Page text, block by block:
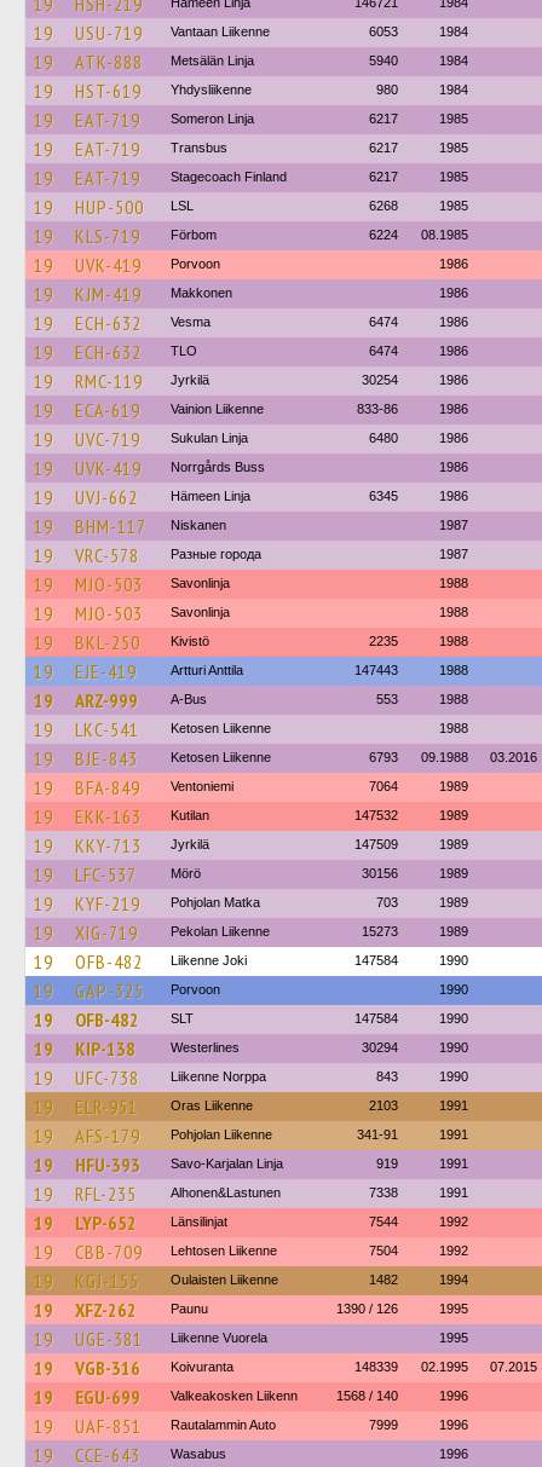
19 USU-719 Vantaan Liikenne 6053 1984
19 ATK-888 Metsälän Linja 5940 1984
19 HST-619 Yhdysliikenne 980 1984
19 EAT-719 Someron Linja 6217 1985
19 EAT-719 Transbus 6217 1985
19 EAT-719 Stagecoach Finland 6217 1985
19 HUP-500 LSL 6268 1985
19 KLS-719 Förbom 6224 08.1985
19 UVK-419 Porvoon 1986
19 KJM-419 Makkonen 1986
19 ECH-632 Vesma 6474 1986
19 ECH-632 TLO 6474 1986
19 RMC-119 Jyrkilä 30254 1986
19 ECA-619 Vainion Liikenne 833-86 1986
19 UVC-719 Sukulan Linja 6480 1986
19 UVK-419 Norrgårds Buss 1986
19 UVJ-662 Hämeen Linja 6345 1986
19 BHM-117 Niskanen 1987
19 VRC-578 Разные города 1987
19 MJO-503 Savonlinja 1988
19 MJO-503 Savonlinja 1988
19 BKL-250 Kivistö 2235 1988
19 EJE-419 Artturi Anttila 147443 1988
19 ARZ-999 A-Bus 553 1988
19 LKC-541 Ketosen Liikenne 1988
19 BJE-843 Ketosen Liikenne 6793 09.1988 03.2016
19 BFA-849 Ventoniemi 7064 1989
19 EKK-163 Kutilan 147532 1989
19 KKY-713 Jyrkilä 147509 1989
19 LFC-537 Mörö 30156 1989
19 KYF-219 Pohjolan Matka 703 1989
19 XIG-719 Pekolan Liikenne 15273 1989
19 OFB-482 Liikenne Joki 147584 1990
19 GAP-325 Porvoon 1990
19 OFB-482 SLT 147584 1990
19 KIP-138 Westerlines 30294 1990
19 UFC-738 Liikenne Norppa 843 1990
19 ELR-951 Oras Liikenne 2103 1991
19 AFS-179 Pohjolan Liikenne 341-91 1991
19 HFU-393 Savo-Karjalan Linja 919 1991
19 RFL-235 Alhonen&Lastunen 7338 1991
19 LYP-652 Länsilinjat 7544 1992
19 CBB-709 Lehtosen Liikenne 7504 1992
19 KGJ-155 Oulaisten Liikenne 1482 1994
19 XFZ-262 Paunu 1390 / 126 1995
19 UGE-381 Liikenne Vuorela 1995
19 VGB-316 Koivuranta 148339 02.1995 07.2015
19 EGU-699 Valkeakosken Liikenn 1568 / 140 1996
19 UAF-851 Rautalammin Auto 7999 1996
19 CCE-643 Wasabus 1996